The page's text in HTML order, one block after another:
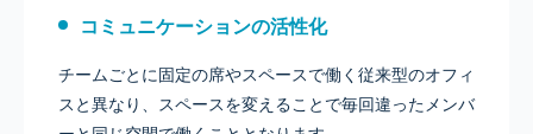
コミュニケーションの活性化
チームごとに固定の席やスペースで働く従来型のオフィ
スと異なり、スペースを変えることで毎回違ったメンバ